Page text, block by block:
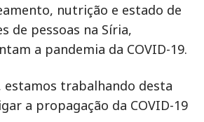
nutrição e estado de
de pessoas na Síria,
a pandemia da COVID-19.
estamos trabalhando desta
a propagação da COVID-19